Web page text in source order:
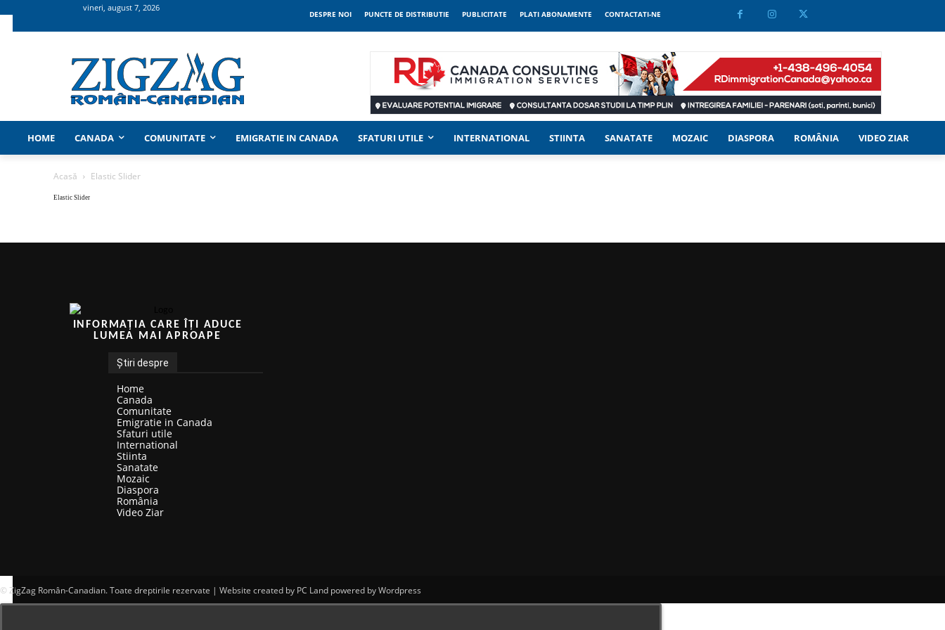
vineri, august 7, 2026
DESPRE NOI PUNCTE DE DISTRIBUTIE PUBLICITATE PLATI ABONAMENTE CONTACTATI-NE
HOME CANADA COMUNITATE EMIGRATIE IN CANADA SFATURI UTILE INTERNATIONAL STIINTA SANATATE MOZAIC DIASPORA ROMÂNIA VIDEO ZIAR
Acasă Elastic Slider
Elastic Slider
INFORMAȚIA CARE ÎȚI ADUCE
LUMEA MAI APROAPE
Știri despre
Home
Canada
Comunitate
Emigratie in Canada
Sfaturi utile
International
Stiinta
Sanatate
Mozaic
Diaspora
România
Video Ziar
© ZigZag Român-Canadian. Toate dreptirile rezervate | Website created by PC Land powered by Wordpress